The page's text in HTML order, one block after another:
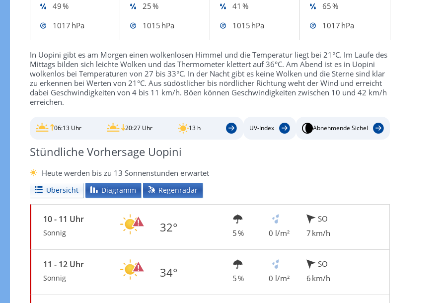
49 %
25 % 41 %
65 %
1017 hPa
1015 hPa 1015 hPa 1017 hPa
In Uopini gibt es am Morgen einen wolkenlosen Himmel und die Temperatur liegt bei 21°C. Im Laufe des
Mittags bilden sich leichte Wolken und das Thermometer klettert auf 36°C. Am Abend ist es in Uopini
wolkenlos bei Temperaturen von 27 bis 33°C. In der Nacht gibt es keine Wolken und die Sterne sind klar
zu erkennen bei Werten von 21°C. Aus südöstlicher bis nördlicher Richtung weht der Wind und erreicht
dabei Geschwindigkeiten von 4 bis 11 km/h. Böen können Geschwindigkeiten zwischen 10 und 42 km/h
erreichen.
06:13 Uhr 20:27 Uhr 13 h UV-Index Abnehmende Sichel
Stündliche Vorhersage Uopini
Heute werden bis zu 13 Sonnenstunden erwartet
Übersicht Diagramm Regenradar
10 - 11 Uhr
Sonnig 32° 5 % 0 l/m²
SO
7 km/h
11 - 12 Uhr
Sonnig 34° 5 % 0 l/m²
SO
6 km/h